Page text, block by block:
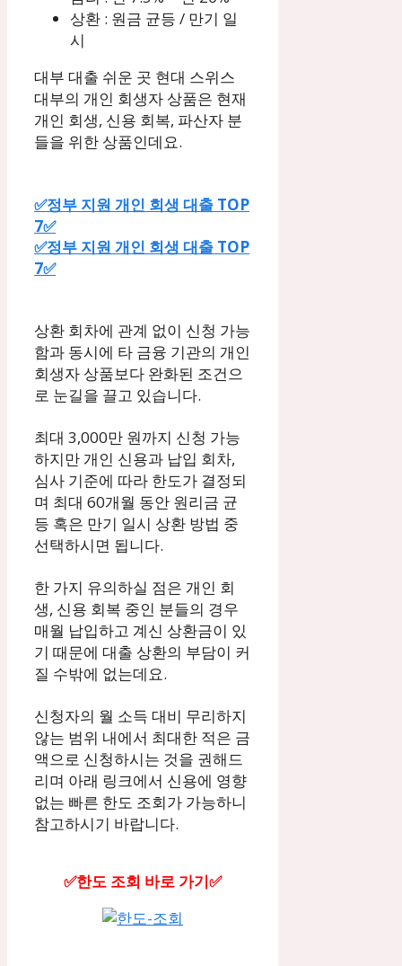
상환 : 원금 균등 / 만기 일
시
대부 대출 쉬운 곳 현대 스위스
대부의 개인 회생자 상품은 현재
개인 회생, 신용 회복, 파산자 분
들을 위한 상품인데요.
✅정부 지원 개인 회생 대출 TOP
7✅
✅정부 지원 개인 회생 대출 TOP
7✅
상환 회차에 관계 없이 신청 가능
함과 동시에 타 금융 기관의 개인
회생자 상품보다 완화된 조건으
로 눈길을 끌고 있습니다.
최대 3,000만 원까지 신청 가능
하지만 개인 신용과 납입 회차,
심사 기준에 따라 한도가 결정되
며 최대 60개월 동안 원리금 균
등 혹은 만기 일시 상환 방법 중
선택하시면 됩니다.
한 가지 유의하실 점은 개인 회
생, 신용 회복 중인 분들의 경우
매월 납입하고 계신 상환금이 있
기 때문에 대출 상환의 부담이 커
질 수밖에 없는데요.
신청자의 월 소득 대비 무리하지
않는 범위 내에서 최대한 적은 금
액으로 신청하시는 것을 권해드
리며 아래 링크에서 신용에 영향
없는 빠른 한도 조회가 가능하니
참고하시기 바랍니다.
✅한도 조회 바로 가기✅